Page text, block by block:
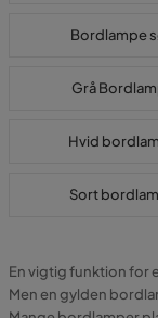
Bordlampe
Grå
Hvid
Sort
En vigtig funktion for
Men en gylden